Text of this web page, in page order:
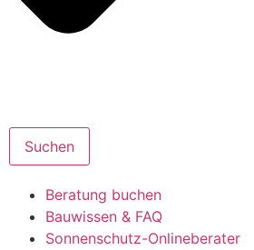
Suchen
Beratung buchen
Bauwissen & FAQ
Sonnenschutz-Onlineberater